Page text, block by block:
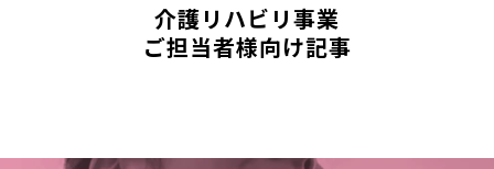
介護リハビリ事業
ご担当者様向け記事